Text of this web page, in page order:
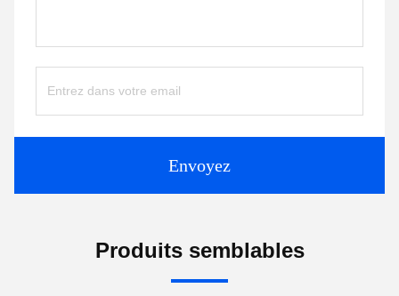
Envoyez
Produits semblables